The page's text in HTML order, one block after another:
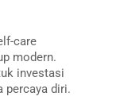
care
modern.
investasi
percaya diri.